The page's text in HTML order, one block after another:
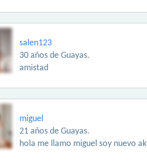
salen123
30 años de Guayas.
amistad
miguel
21 años de Guayas.
hola me llamo miguel soy nuevo